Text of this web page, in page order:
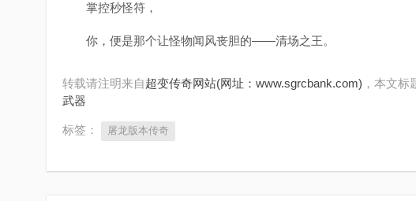
掌控秒怪符，
你，便是那个让怪物闻风丧胆的——清场之王。
转载请注明来自超变传奇网站(网址：www.sgrcbank.com) ，本文标
武器
标签： 屠龙版本传奇